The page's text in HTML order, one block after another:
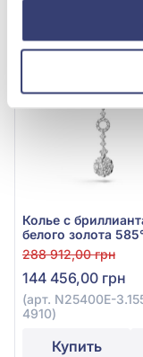
Колье с
белого золота
бриллиант 1,52ct,
N25400E-3.155-
288 912,00 грн
144 456,00 грн
(арт. N25400E-
4910)
Купить